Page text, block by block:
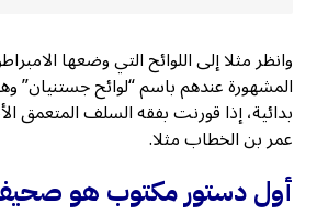
وانظر مثلا إلى اللوائح التي وضعها
المشهورة عندهم باسم “لوائح
بدائية، إذا قورنت بفقه السلف المتعمق
عمر بن الخطاب مثلا.
أول دستور مكتوب هو